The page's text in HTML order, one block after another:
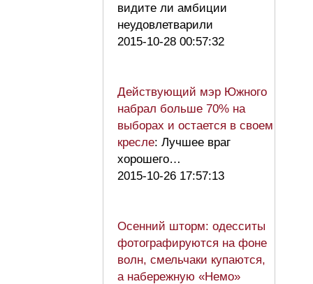
видите ли амбиции
неудовлетварили
2015-10-28 00:57:32
Действующий мэр Южного
набрал больше 70% на
выборах и остается в своем
кресле: Лучшее враг
хорошего…
2015-10-26 17:57:13
Осенний шторм: одесситы
фотографируются на фоне
волн, смельчаки купаются,
а набережную «Немо»